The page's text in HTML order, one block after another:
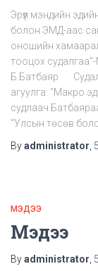
Эрүүл мэндийн
болон ЭМД-аас
оношийн
тооцох
Б.Батбаяр
агуулга: “Макро
судлаач
“Улсын төсөв
Byadministrator
МЭДЭЭ
Мэдээ
Byadministrator